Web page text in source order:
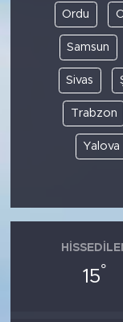
Ordu
Samsun
Sivas
Trabzon
Yalova
15°